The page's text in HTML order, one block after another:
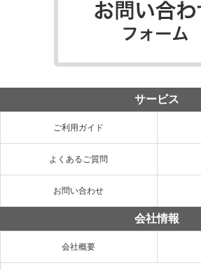
サービス
ご利用ガイド
よくあるご質問
お問い合わせ
会社情報
会社概要